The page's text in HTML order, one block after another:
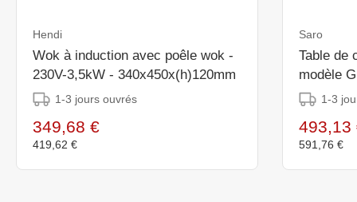
Hendi
Wok à induction avec poêle wok -
230V-3,5kW - 340x450x(h)120mm
1-3 jours ouvrés
349,68 €
419,62 €
Saro
Table de
modèle
1-3
493,13
591,76 €